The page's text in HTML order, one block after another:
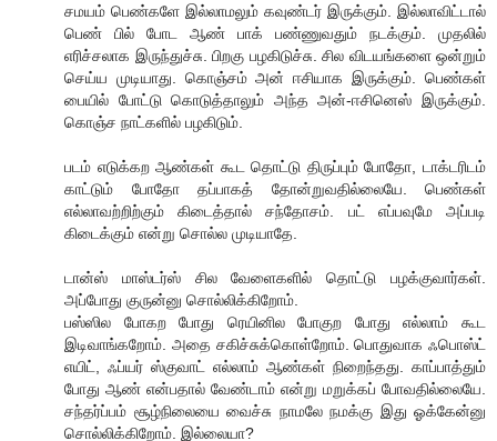
சமயம் பெண்களே இல்லாமலும் கவுண்டர் இருக்கும். இல்லாவிட்டால்
பெண் பில் போட ஆண் பாக் பண்ணுவதும் நடக்கும். முதலில்
எரிச்சலாக இருந்துச்சு. பிறகு பழகிடுச்சு. சில விடயங்களை ஒன்றும்
செய்ய முடியாது. கொஞ்சம் அன் ஈசியாக இருக்கும். பெண்கள்
பையில் போட்டு கொடுத்தாலும் அந்த அன்-ஈசினெஸ் இருக்கும்.
கொஞ்ச நாட்களில் பழகிடும்.
படம் எடுக்கற ஆண்கள் கூட தொட்டு திருப்பும் போதோ, டாக்டரிடம்
காட்டும் போதோ தப்பாகத் தோன்றுவதில்லையே. பெண்கள்
எல்லாவற்றிற்கும் கிடைத்தால் சந்தோசம். பட் எப்பவுமே அப்படி
கிடைக்கும் என்று சொல்ல முடியாதே.
டான்ஸ் மாஸ்டர்ஸ் சில வேளைகளில் தொட்டு பழக்குவார்கள்.
அப்போது குருன்னு சொல்லிக்கிறோம்.
பஸ்ஸில போகற போது ரெயினில போகுற போது எல்லாம் கூட
இடிவாங்கறோம். அதை சகிச்சுக்கொள்றோம். பொதுவாக ஃபொஸ்ட்
எயிட், ஃப்யர் ஸ்குவாட் எல்லாம் ஆண்கள் நிறைந்தது. காப்பாத்தும்
போது ஆண் என்பதால் வேண்டாம் என்று மறுக்கப் போவதில்லையே.
சந்தர்ப்பம் சூழ்நிலையை வைச்சு நாமலே நமக்கு இது ஓக்கேன்னு
சொல்லிக்கிறோம். இல்லையா?